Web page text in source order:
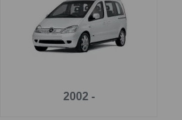
Ivachnová, Senec alebo Prešov.
2002 -